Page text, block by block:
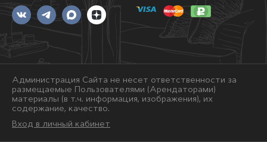
Администрация Сайта не несет ответственности за
размещаемые Пользователями (Арендаторами)
материалы (в т.ч. информация, изображения), их
содержание, качество.
Вход в личный кабинет